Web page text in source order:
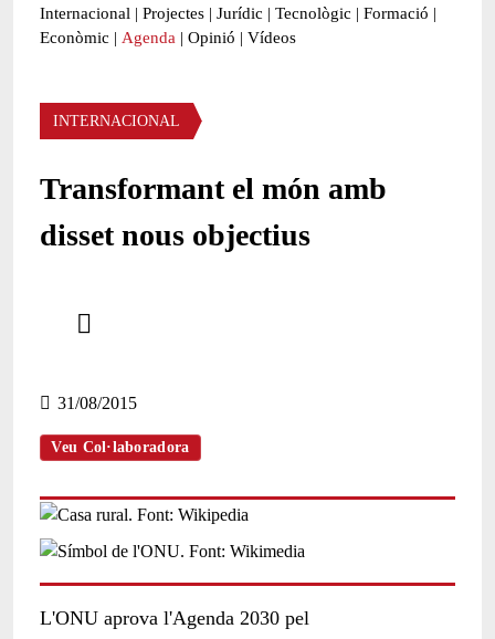
Internacional | Projectes | Jurídic | Tecnològic | Formació |
Econòmic | Agenda | Opinió | Vídeos
Àmbit de la notícia
INTERNACIONAL
Transformant el món amb
disset nous objectius
31/08/2015
Veu Col·laboradora
L'ONU aprova l'Agenda 2030 pel